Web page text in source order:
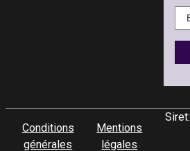
Conditions
générales
Mentions
légales
Siret: